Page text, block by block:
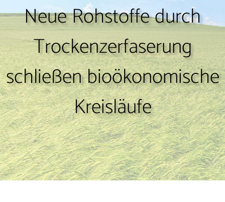
Neue Rohstoffe durch
Trockenzerfaserung
schließen bioökonomische
Kreisläufe